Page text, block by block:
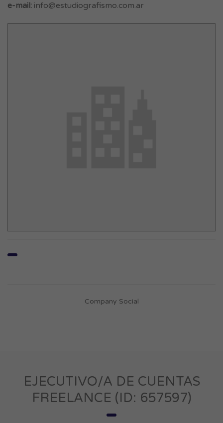
e-mail: info@estudiografismo.com.ar
Company Social
EJECUTIVO/A DE CUENTAS
FREELANCE (ID: 657597)